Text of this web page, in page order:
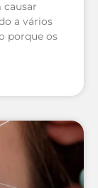
causar
a vários
porque os